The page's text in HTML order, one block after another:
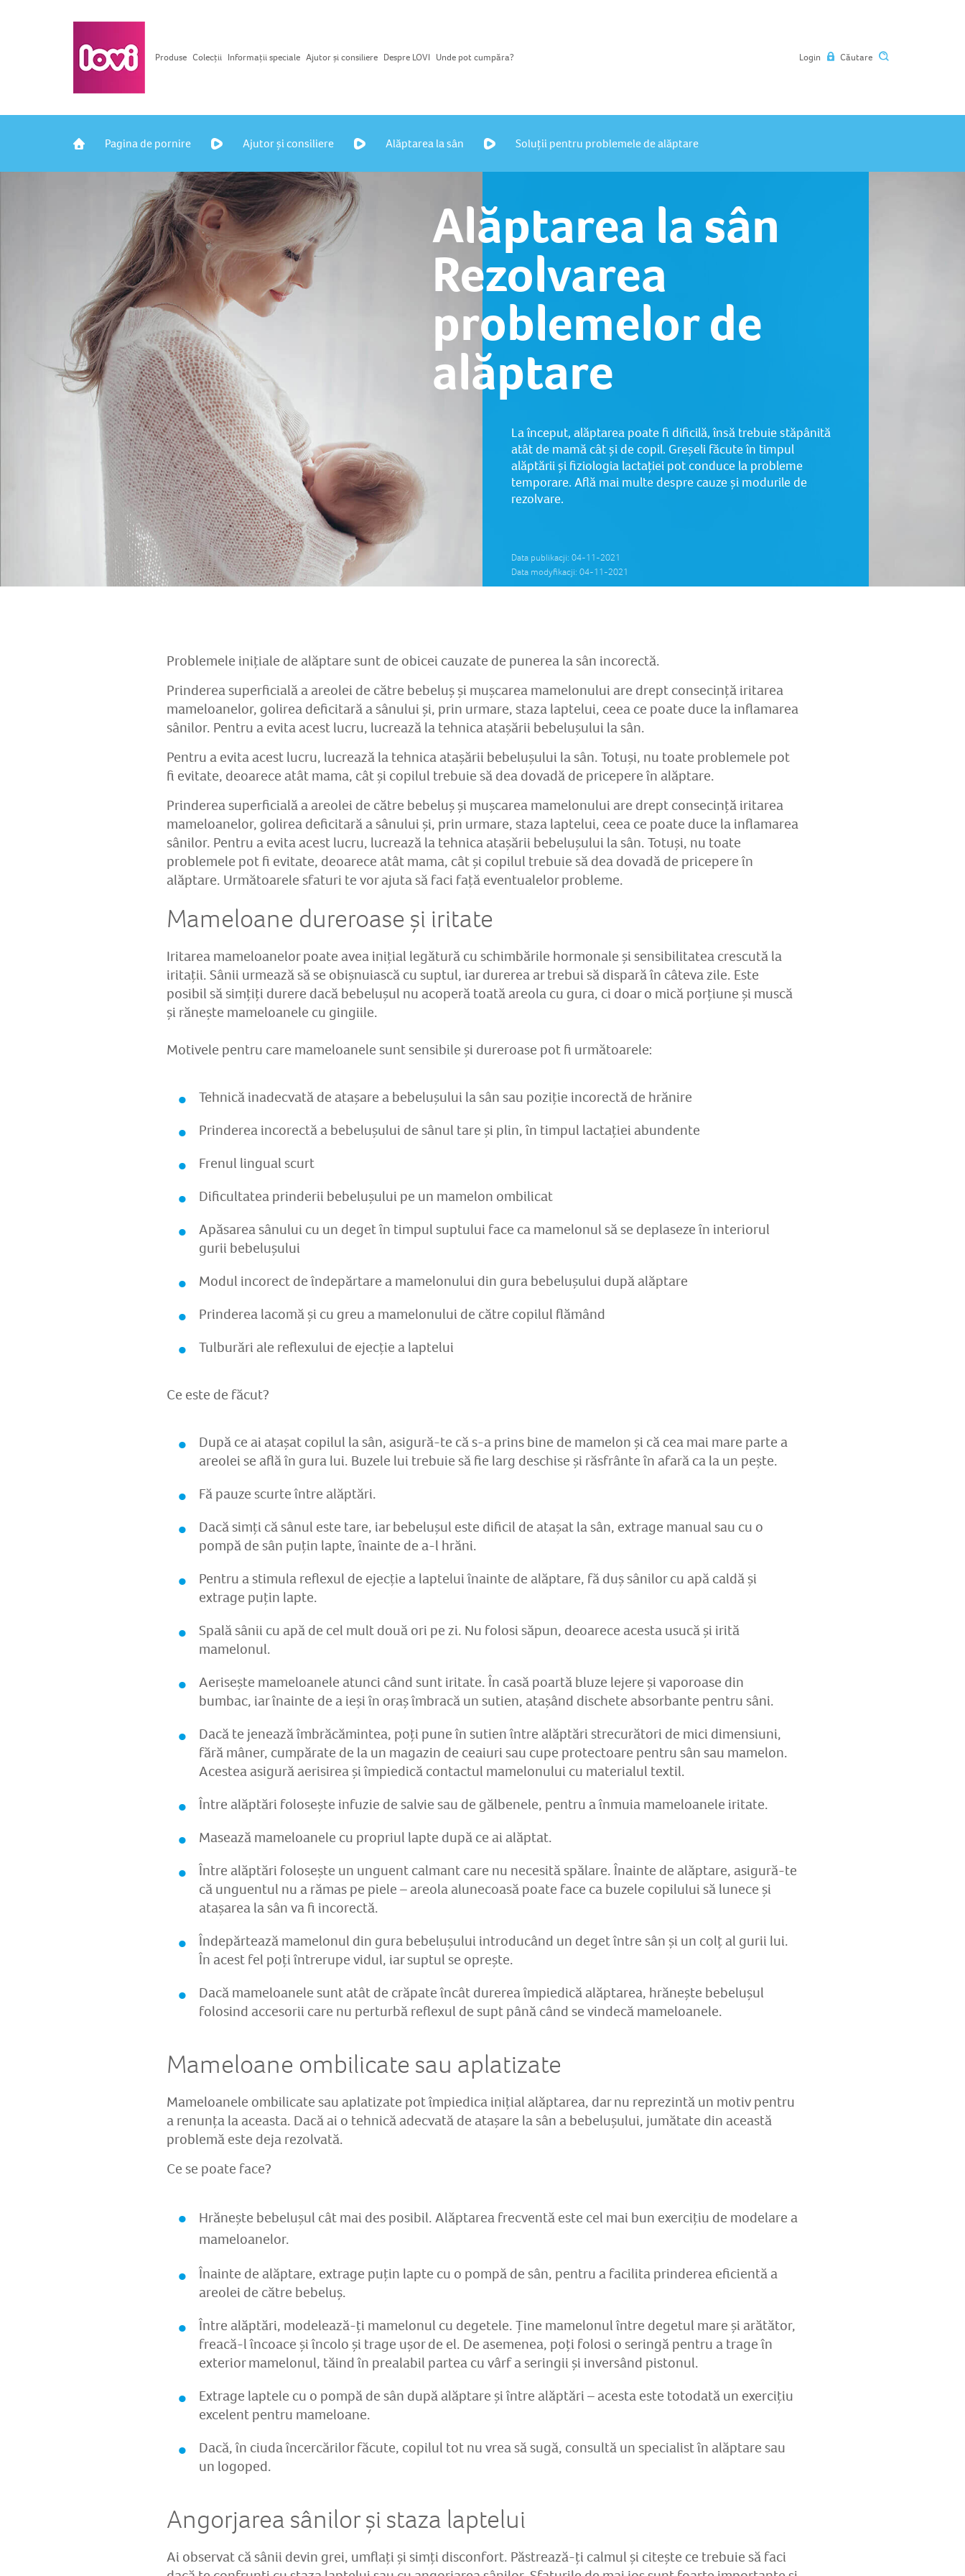
Produse Colecții Informații speciale Ajutor și consiliere Despre LOVI Unde pot cumpăra? Login Căutare
Pagina de pornire Ajutor și consiliere Alăptarea la sân Soluții pentru problemele de alăptare
Alăptarea la sân
Rezolvarea
problemelor de
alăptare
La început, alăptarea poate fi dificilă, însă trebuie stăpânită
atât de mamă cât și de copil. Greșeli făcute în timpul
alăptării și fiziologia lactației pot conduce la probleme
temporare. Află mai multe despre cauze și modurile de
rezolvare.
Data publikacji: 04-11-2021
Data modyfikacji: 04-11-2021
Problemele inițiale de alăptare sunt de obicei cauzate de punerea la sân incorectă.
Prinderea superficială a areolei de către bebeluș și mușcarea mamelonului are drept consecință iritarea
mameloanelor, golirea deficitară a sânului și, prin urmare, staza laptelui, ceea ce poate duce la inflamarea
sânilor. Pentru a evita acest lucru, lucrează la tehnica atașării bebelușului la sân.
Pentru a evita acest lucru, lucrează la tehnica atașării bebelușului la sân. Totuși, nu toate problemele pot
fi evitate, deoarece atât mama, cât și copilul trebuie să dea dovadă de pricepere în alăptare.
Prinderea superficială a areolei de către bebeluș și mușcarea mamelonului are drept consecință iritarea
mameloanelor, golirea deficitară a sânului și, prin urmare, staza laptelui, ceea ce poate duce la inflamarea
sânilor. Pentru a evita acest lucru, lucrează la tehnica atașării bebelușului la sân. Totuși, nu toate
problemele pot fi evitate, deoarece atât mama, cât și copilul trebuie să dea dovadă de pricepere în
alăptare. Următoarele sfaturi te vor ajuta să faci față eventualelor probleme.
Mameloane dureroase și iritate
Iritarea mameloanelor poate avea inițial legătură cu schimbările hormonale și sensibilitatea crescută la
iritații. Sânii urmează să se obișnuiască cu suptul, iar durerea ar trebui să dispară în câteva zile. Este
posibil să simțiți durere dacă bebelușul nu acoperă toată areola cu gura, ci doar o mică porțiune și muscă
și rănește mameloanele cu gingiile.
Motivele pentru care mameloanele sunt sensibile și dureroase pot fi următoarele:
Tehnică inadecvată de atașare a bebelușului la sân sau poziție incorectă de hrănire
Prinderea incorectă a bebelușului de sânul tare și plin, în timpul lactației abundente
Frenul lingual scurt
Dificultatea prinderii bebelușului pe un mamelon ombilicat
Apăsarea sânului cu un deget în timpul suptului face ca mamelonul să se deplaseze în interiorul
gurii bebelușului
Modul incorect de îndepărtare a mamelonului din gura bebelușului după alăptare
Prinderea lacomă și cu greu a mamelonului de către copilul flămând
Tulburări ale reflexului de ejecție a laptelui
Ce este de făcut?
După ce ai atașat copilul la sân, asigură-te că s-a prins bine de mamelon și că cea mai mare parte a
areolei se află în gura lui. Buzele lui trebuie să fie larg deschise și răsfrânte în afară ca la un pește.
Fă pauze scurte între alăptări.
Dacă simți că sânul este tare, iar bebelușul este dificil de atașat la sân, extrage manual sau cu o
pompă de sân puțin lapte, înainte de a-l hrăni.
Pentru a stimula reflexul de ejecție a laptelui înainte de alăptare, fă duș sânilor cu apă caldă și
extrage puțin lapte.
Spală sânii cu apă de cel mult două ori pe zi. Nu folosi săpun, deoarece acesta usucă și irită
mamelonul.
Aerisește mameloanele atunci când sunt iritate. În casă poartă bluze lejere și vaporoase din
bumbac, iar înainte de a ieși în oraș îmbracă un sutien, atașând dischete absorbante pentru sâni.
Dacă te jenează îmbrăcămintea, poți pune în sutien între alăptări strecurători de mici dimensiuni,
fără mâner, cumpărate de la un magazin de ceaiuri sau cupe protectoare pentru sân sau mamelon.
Acestea asigură aerisirea și împiedică contactul mamelonului cu materialul textil.
Între alăptări folosește infuzie de salvie sau de gălbenele, pentru a înmuia mameloanele iritate.
Masează mameloanele cu propriul lapte după ce ai alăptat.
Între alăptări folosește un unguent calmant care nu necesită spălare. Înainte de alăptare, asigură-te
că unguentul nu a rămas pe piele – areola alunecoasă poate face ca buzele copilului să lunece și
atașarea la sân va fi incorectă.
Îndepărtează mamelonul din gura bebelușului introducând un deget între sân și un colț al gurii lui.
În acest fel poți întrerupe vidul, iar suptul se oprește.
Dacă mameloanele sunt atât de crăpate încât durerea împiedică alăptarea, hrănește bebelușul
folosind accesorii care nu perturbă reflexul de supt până când se vindecă mameloanele.
Mameloane ombilicate sau aplatizate
Mameloanele ombilicate sau aplatizate pot împiedica inițial alăptarea, dar nu reprezintă un motiv pentru
a renunța la aceasta. Dacă ai o tehnică adecvată de atașare la sân a bebelușului, jumătate din această
problemă este deja rezolvată.
Ce se poate face?
Hrănește bebelușul cât mai des posibil. Alăptarea frecventă este cel mai bun exercițiu de modelare a
mameloanelor.
Înainte de alăptare, extrage puțin lapte cu o pompă de sân, pentru a facilita prinderea eficientă a
areolei de către bebeluș.
Între alăptări, modelează-ți mamelonul cu degetele. Ține mamelonul între degetul mare și arătător,
freacă-l încoace și încolo și trage ușor de el. De asemenea, poți folosi o seringă pentru a trage în
exterior mamelonul, tăind în prealabil partea cu vârf a seringii și inversând pistonul.
Extrage laptele cu o pompă de sân după alăptare și între alăptări – acesta este totodată un exercițiu
excelent pentru mameloane.
Dacă, în ciuda încercărilor făcute, copilul tot nu vrea să sugă, consultă un specialist în alăptare sau
un logoped.
Angorjarea sânilor și staza laptelui
Ai observat că sânii devin grei, umflați și simți disconfort. Păstrează-ți calmul și citește ce trebuie să faci